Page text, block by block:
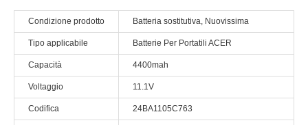
Condizione prodotto Batteria sostitutiva, Nuovissima
Tipo applicabile Batterie Per Portatili ACER
Capacità 4400mah
Voltaggio 11.1V
Codifica 24BA1105C763